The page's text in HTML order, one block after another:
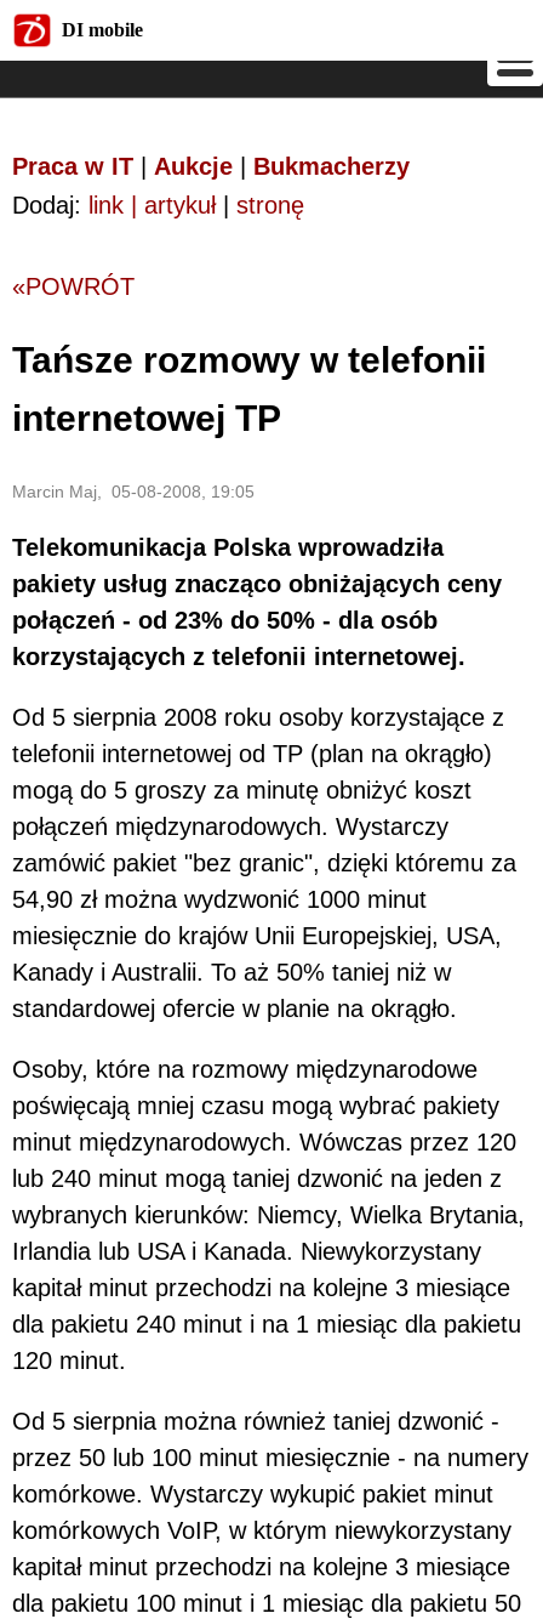
DI mobile
Praca w IT Aukcje
Bukmacherzy
Dodaj: link | artykuł| stronę
«POWRÓT
Tańsze rozmowy w telefonii
internetowej TP
Marcin Maj, 05-08-2008, 19:05
Telekomunikacja Polska wprowadziła
pakiety usług znacząco obniżających ceny
połączeń - od 23% do 50% - dla osób
korzystających z telefonii internetowej.
Od 5 sierpnia 2008 roku osoby korzystające z
telefonii internetowej od TP (plan na okrągło)
mogą do 5 groszy za minutę obniżyć koszt
połączeń międzynarodowych. Wystarczy
zamówić pakiet "bez granic", dzięki któremu za
54,90 zł można wydzwonić 1000 minut
miesięcznie do krajów Unii Europejskiej, USA,
Kanady i Australii. To aż 50% taniej niż w
standardowej ofercie w planie na okrągło.
Osoby, które na rozmowy międzynarodowe
poświęcają mniej czasu mogą wybrać pakiety
minut międzynarodowych. Wówczas przez 120
lub 240 minut mogą taniej dzwonić na jeden z
wybranych kierunków: Niemcy, Wielka Brytania,
Irlandia lub USA i Kanada. Niewykorzystany
kapitał minut przechodzi na kolejne 3 miesiące
dla pakietu 240 minut i na 1 miesiąc dla pakietu
120 minut.
Od 5 sierpnia można również taniej dzwonić -
przez 50 lub 100 minut miesięcznie - na numery
komórkowe. Wystarczy wykupić pakiet minut
komórkowych VoIP, w którym niewykorzystany
kapitał minut przechodzi na kolejne 3 miesiące
dla pakietu 100 minut i 1 miesiąc dla pakietu 50
DI mobile